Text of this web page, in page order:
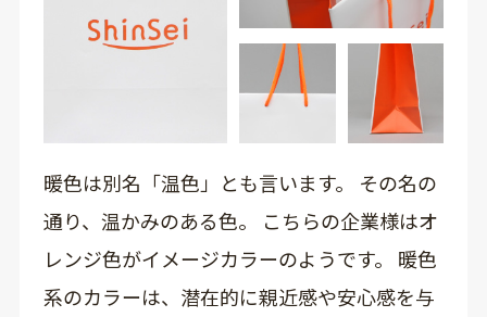
暖色は別名「温色」とも言います。 その名の
通り、温かみのある色。 こちらの企業様はオ
レンジ色がイメージカラーのようです。 暖色
系のカラーは、潜在的に親近感や安心感を与